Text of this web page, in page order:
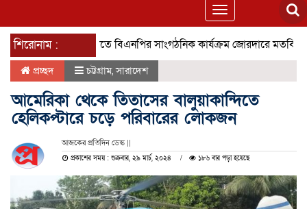
Toggle
navigation
শিরোনাম :গৌরনদীতে বিএনপির সাংগঠনিক কার্যক্রম জোরদারে মতবিনিময়
প্রচ্ছদ চট্টগ্রাম,সারাদেশ
আমেরিকা থেকে তিতাসের বালুয়াকান্দিতে
হেলিকপ্টারে চড়ে পরিবারের লোকজন
আজকের প্রতিদিন ডেস্ক ||
প্রকাশের সময় : শুক্রবার, ২৯ মার্চ, ২০২৪ ১৮৬ বার পড়া হয়েছে